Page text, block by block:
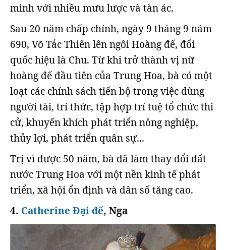
minh với nhiều mưu lược và tàn ác.
Sau 20 năm chấp chính, ngày 9 tháng 9 năm
690, Võ Tắc Thiên lên ngôi Hoàng đế, đổi
quốc hiệu là Chu. Từ khi trở thành vị nữ
hoàng đế đầu tiên của Trung Hoa, bà có một
loạt các chính sách tiến bộ trong việc dùng
người tài, trí thức, tập hợp trí tuệ tổ chức thi
cử, khuyến khích phát triển nông nghiệp,
thủy lợi, phát triển quân sự...
Trị vì được 50 năm, bà đã làm thay đổi đất
nước Trung Hoa với một nền kinh tế phát
triển, xã hội ổn định và dân số tăng cao.
4. Catherine Đại đế, Nga